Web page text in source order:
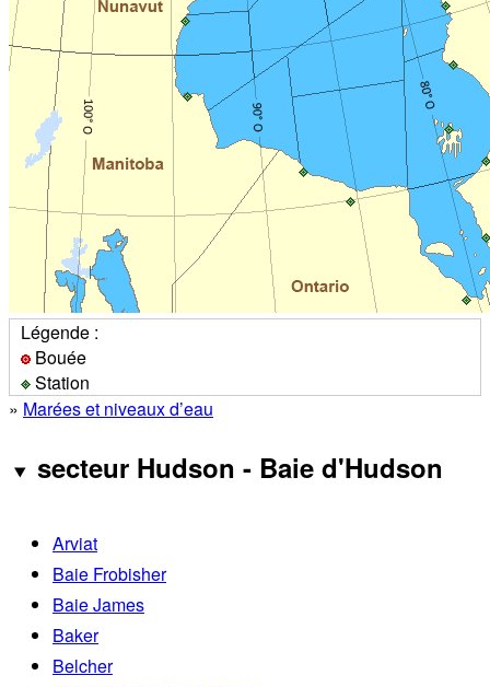
Légende :
Bouée
Station
» Marées et niveaux d’eau
secteur Hudson - Baie d'Hudson
Arviat
Baie Frobisher
Baie James
Baker
Belcher